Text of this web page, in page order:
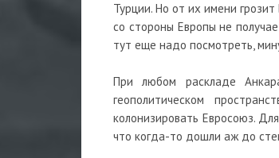
Турции. Но от их имени
со стороны Европы не
тут еще надо посмотреть,
При любом раскладе
геополитическом
колонизировать Евросоюз.
что когда-то дошли аж до